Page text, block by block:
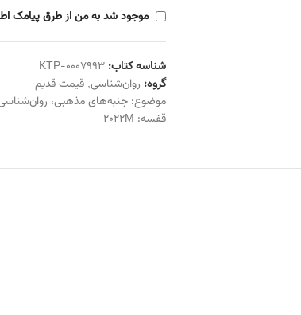
موجود شد به من از طرق پیامک
شناسه کتاب:KTP-0007993
گروه: روان‌شناسی, قیمت قدیم
موضوع:جنبه‌های مذهبی،
قفسه: 2022M